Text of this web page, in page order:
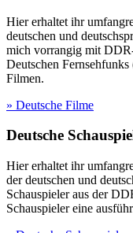
Hier erhaltet ihr
deutschen und
mich vorrangig mit
Deutschen
Filmen.
» Deutsche Filme
Deutsche
Hier erhaltet ihr
der deutschen und
Schauspieler aus der
Schauspieler eine